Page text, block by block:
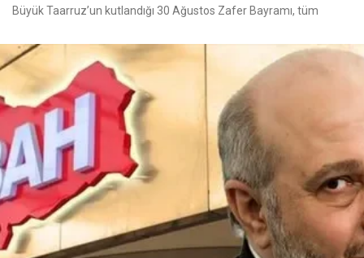
Büyük Taarruz’un kutlandığı 30 Ağustos Zafer Bayramı, tüm